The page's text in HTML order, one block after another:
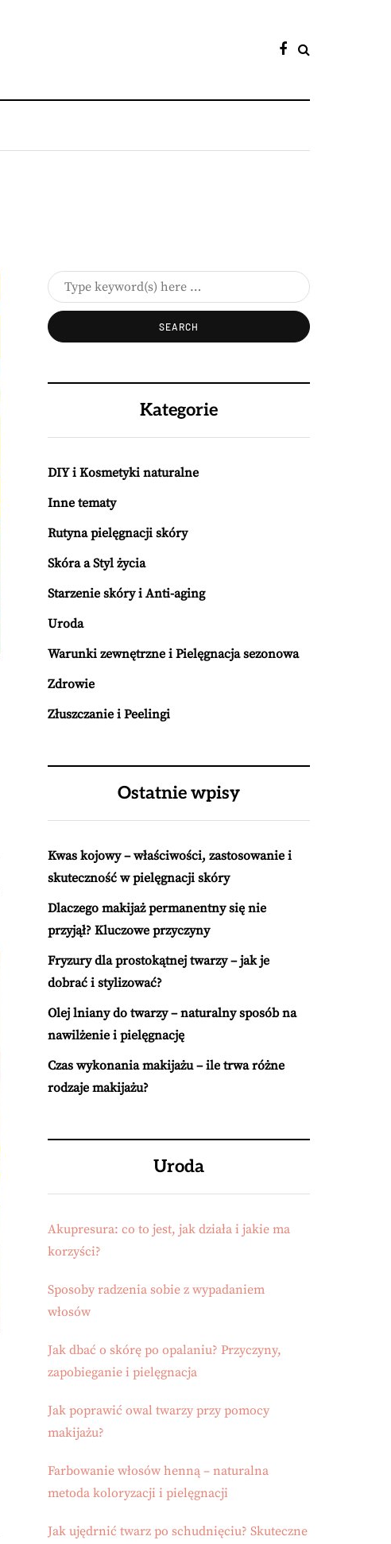
Kategorie
DIY i Kosmetyki naturalne
Inne tematy
Rutyna pielęgnacji skóry
Skóra a Styl życia
Starzenie skóry i Anti-aging
Uroda
Warunki zewnętrzne i Pielęgnacja sezonowa
Zdrowie
Złuszczanie i Peelingi
Ostatnie wpisy
Kwas kojowy – właściwości, zastosowanie i
skuteczność w pielęgnacji skóry
Dlaczego makijaż permanentny się nie
przyjął? Kluczowe przyczyny
Fryzury dla prostokątnej twarzy – jak je
dobrać i stylizować?
Olej lniany do twarzy – naturalny sposób na
nawilżenie i pielęgnację
Czas wykonania makijażu – ile trwa różne
rodzaje makijażu?
Uroda
Akupresura: co to jest, jak działa i jakie ma
korzyści?
Sposoby radzenia sobie z wypadaniem
włosów
Jak dbać o skórę po opalaniu? Przyczyny,
zapobieganie i pielęgnacja
Jak poprawić owal twarzy przy pomocy
makijażu?
Farbowanie włosów henną – naturalna
metoda koloryzacji i pielęgnacji
Jak ujędrnić twarz po schudnięciu? Skuteczne